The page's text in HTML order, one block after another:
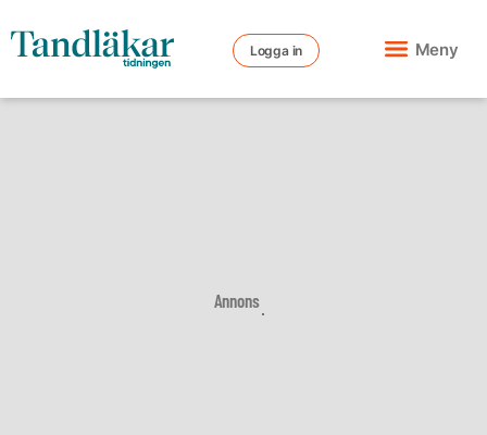
Logga in Meny
Annons